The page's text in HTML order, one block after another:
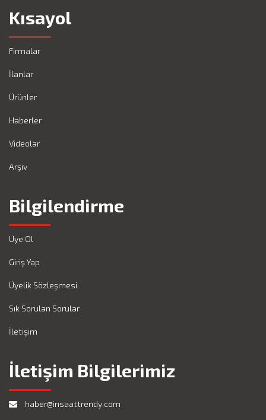
Kısayol
Firmalar
İlanlar
Ürünler
Haberler
Videolar
Arşiv
Bilgilendirme
Üye Ol
Giriş Yap
Üyelik Sözleşmesi
Sık Sorulan Sorular
İletişim
İletişim Bilgilerimiz
haber@insaattrendy.com